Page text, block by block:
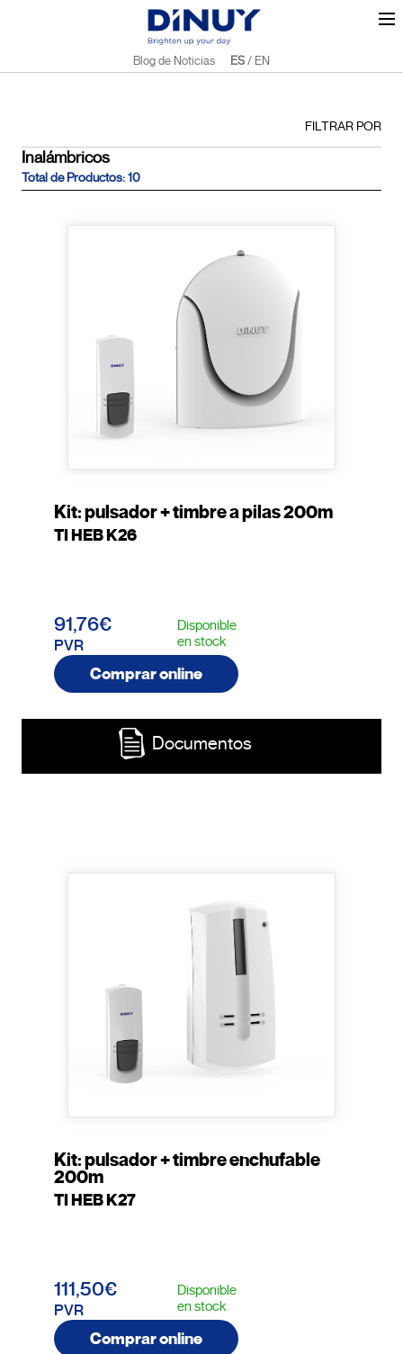
Blog de Noticias ES/ EN
FILTRAR POR
Inalámbricos
Total de Productos: 10
Kit: pulsador + timbre a pilas 200m
TI HEB K26
91,76€
PVR
Disponible
en stock
Comprar online
Documentos
Kit: pulsador + timbre enchufable
200m
TI HEB K27
111,50€
PVR
Disponible
en stock
Comprar online